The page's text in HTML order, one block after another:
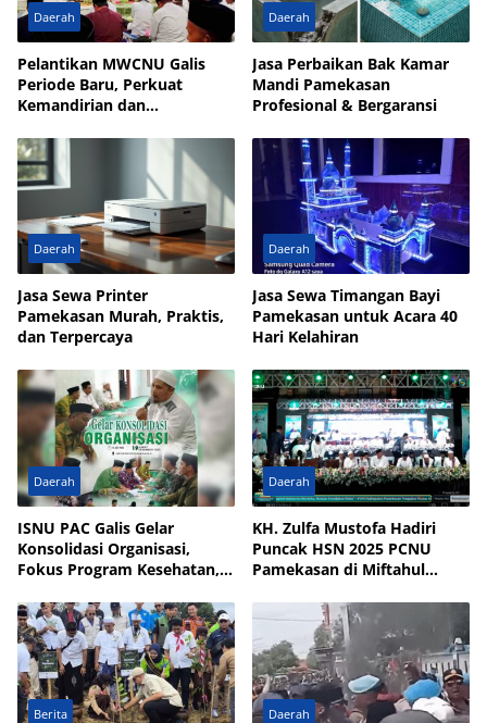
Daerah
Pelantikan MWCNU Galis
Periode Baru, Perkuat
Kemandirian dan
Daerah
Jasa Perbaikan Bak Kamar
Mandi Pamekasan
Profesional & Bergaransi
Daerah
Jasa Sewa Printer
Pamekasan Murah, Praktis,
dan Terpercaya
Daerah
Jasa Sewa Timangan Bayi
Pamekasan untuk Acara 40
Hari Kelahiran
Daerah
ISNU PAC Galis Gelar
Konsolidasi Organisasi,
Fokus Program Kesehatan,
Daerah
KH. Zulfa Mustofa Hadiri
Puncak HSN 2025 PCNU
Pamekasan di Miftahul
Berita Daerah